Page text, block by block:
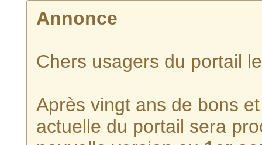
Annonce
Chers usagers du portail
Après vingt ans de bons
actuelle du portail sera